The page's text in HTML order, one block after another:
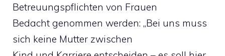
Betreuungspflichten von Frauen
Bedacht genommen werden: „Bei uns muss
sich keine Mutter zwischen